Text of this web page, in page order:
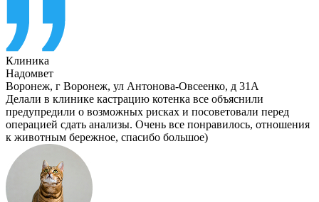
Клиника
Надомвет
Воронеж, г Воронеж, ул Антонова-Овсеенко, д 31А
Делали в клинике кастрацию котенка все объяснили
предупредили о возможных рисках и посоветовали перед
операцией сдать анализы. Очень все понравилось, отношения
к животным бережное, спасибо большое)